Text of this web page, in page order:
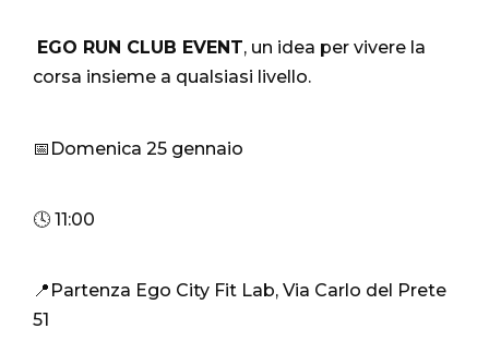
EGO RUN CLUB EVENT, un idea per vivere la
corsa insieme a qualsiasi livello.
📅Domenica 25 gennaio
🕓 11:00
📍Partenza Ego City Fit Lab, Via Carlo del Prete
51